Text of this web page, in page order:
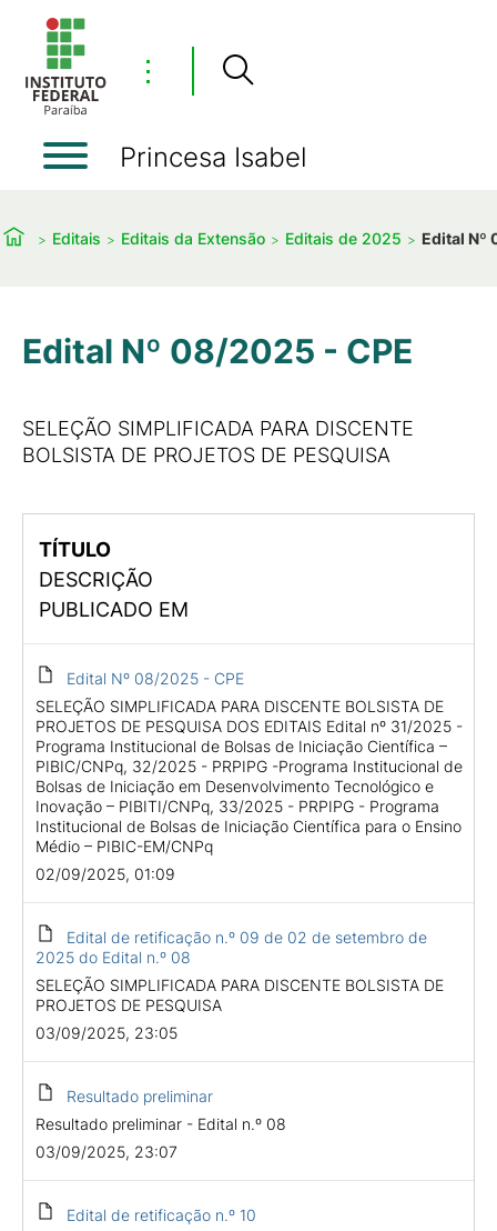
⋮
Princesa Isabel
Editais Editais da Extensão Editais de 2025 Edital Nº
Edital Nº 08/2025 - CPE
SELEÇÃO SIMPLIFICADA PARA DISCENTE
BOLSISTA DE PROJETOS DE PESQUISA
TÍTULO
DESCRIÇÃO
PUBLICADO EM
Edital Nº 08/2025 - CPE
SELEÇÃO SIMPLIFICADA PARA DISCENTE BOLSISTA DE
PROJETOS DE PESQUISA DOS EDITAIS Edital nº 31/2025 -
Programa Institucional de Bolsas de Iniciação Científica –
PIBIC/CNPq, 32/2025 - PRPIPG -Programa Institucional de
Bolsas de Iniciação em Desenvolvimento Tecnológico e
Inovação – PIBITI/CNPq, 33/2025 - PRPIPG - Programa
Institucional de Bolsas de Iniciação Científica para o Ensino
Médio – PIBIC-EM/CNPq
02/09/2025, 01:09
Edital de retificação n.º 09 de 02 de setembro de
2025 do Edital n.º 08
SELEÇÃO SIMPLIFICADA PARA DISCENTE BOLSISTA DE
PROJETOS DE PESQUISA
03/09/2025, 23:05
Resultado preliminar
Resultado preliminar - Edital n.º 08
03/09/2025, 23:07
Edital de retificação n.º 10